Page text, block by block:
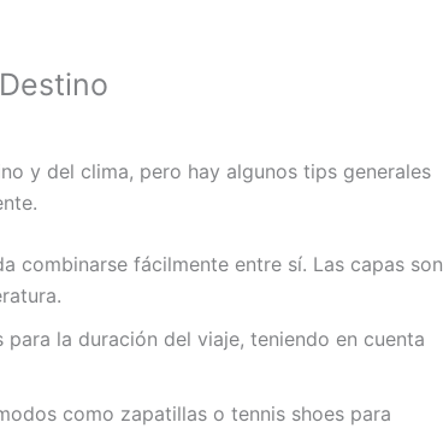
y del clima, pero hay algunos tips generales
combinarse fácilmente entre sí. Las capas son
para la duración del viaje, teniendo en cuenta
como zapatillas o tennis shoes para